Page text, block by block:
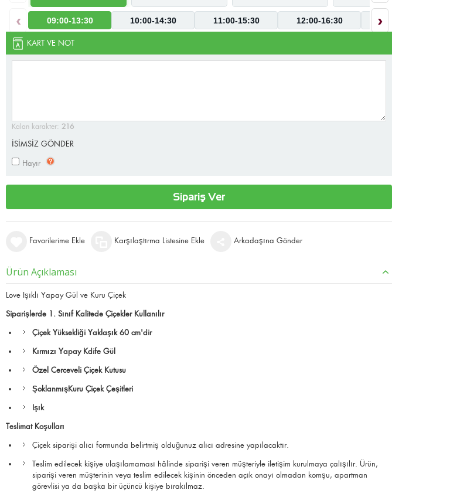
‹
09:00-13:30 10:00-14:30 11:00-15:30 12:00-16:30 09:00-17:30
›
KART VE NOT
Kalan karakter: 216
İSİMSİZ GÖNDER
Hayır
Sipariş Ver
Favorilerime Ekle Karşılaştırma Listesine Ekle Arkadaşına Gönder
Ürün Açıklaması
Love Işıklı Yapay Gül ve Kuru Çiçek
Siparişlerde 1. Sınıf Kalitede Çiçekler Kullanılır
Çiçek Yüksekliği Yaklaşık 60 cm'dir
Kırmızı Yapay Kdife Gül
Özel Cerceveli Çiçek Kutusu
ŞoklanmışKuru Çiçek Çeşitleri
Işık
Teslimat Koşulları
Çiçek siparişi alıcı formunda belirtmiş olduğunuz alıcı adresine yapılacaktır.
Teslim edilecek kişiye ulaşılamaması hâlinde siparişi veren müşteriyle iletişim kurulmaya çalışılır. Ürün,
siparişi veren müşterinin veya teslim edilecek kişinin önceden açık onayı olmadan komşu, apartman
görevlisi ya da başka bir üçüncü kişiye bırakılmaz.